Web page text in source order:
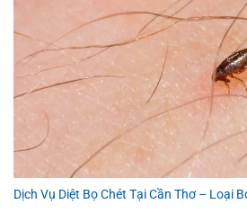
Dịch Vụ Diệt Bọ Chét Tại Cần Thơ – Loại